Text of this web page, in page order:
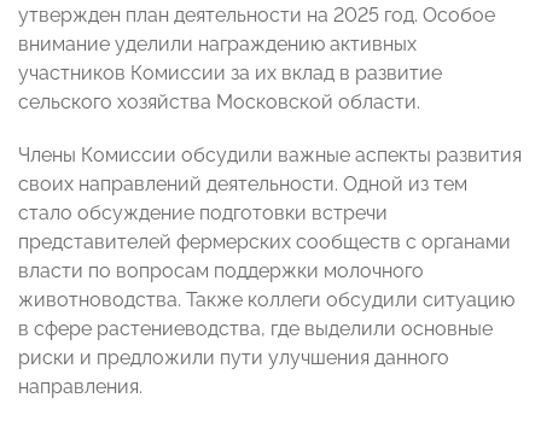
утвержден план деятельности на 2025 год. Особое
внимание уделили награждению активных
участников Комиссии за их вклад в развитие
сельского хозяйства Московской области.
Члены Комиссии обсудили важные аспекты развития
своих направлений деятельности. Одной из тем
стало обсуждение подготовки встречи
представителей фермерских сообществ с органами
власти по вопросам поддержки молочного
животноводства. Также коллеги обсудили ситуацию
в сфере растениеводства, где выделили основные
риски и предложили пути улучшения данного
направления.